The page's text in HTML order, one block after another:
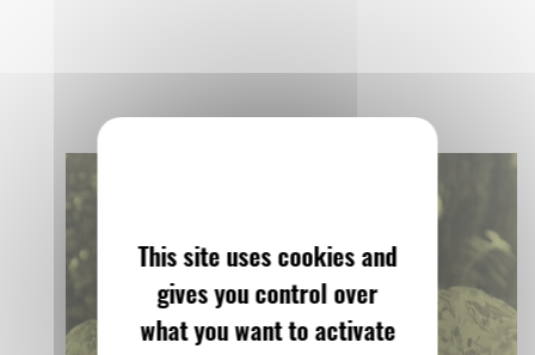
This site uses cookies and
gives you control over
what you want to activate